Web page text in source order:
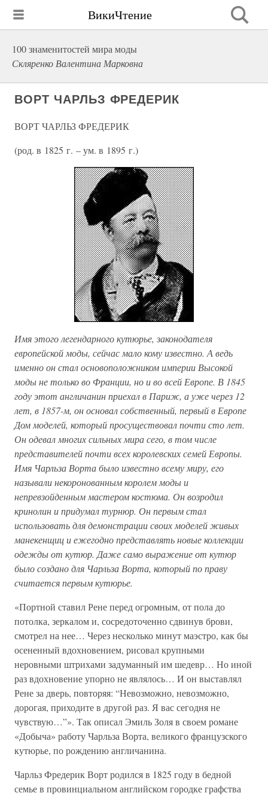
ВикиЧтение
100 знаменитостей мира моды
Скляренко Валентина Марковна
ВОРТ ЧАРЛЬЗ ФРЕДЕРИК
ВОРТ ЧАРЛЬЗ ФРЕДЕРИК
(род. в 1825 г. – ум. в 1895 г.)
Имя этого легендарного кутюрье, законодателя
европейской моды, сейчас мало кому известно. А ведь
именно он стал основоположником империи Высокой
моды не только во Франции, но и во всей Европе. В 1845
году этот англичанин приехал в Париж, а уже через 12
лет, в 1857-м, он основал собственный, первый в Европе
Дом моделей, который просуществовал почти сто лет.
Он одевал многих сильных мира сего, в том числе
представителей почти всех королевских семей Европы.
Имя Чарльза Ворта было известно всему миру, его
называли некоронованным королем моды и
непревзойденным мастером костюма. Он возродил
кринолин и придумал турнюр. Он первым стал
использовать для демонстрации своих моделей живых
манекенщиц и ежегодно представлять новые коллекции
одежды от кутюр. Даже само выражение от кутюр
было создано для Чарльза Ворта, который по праву
считается первым кутюрье.
«Портной ставил Рене перед огромным, от пола до
потолка, зеркалом и, сосредоточенно сдвинув брови,
смотрел на нее… Через несколько минут маэстро, как бы
осененный вдохновением, рисовал крупными
неровными штрихами задуманный им шедевр… Но иной
раз вдохновение упорно не являлось… И он выставлял
Рене за дверь, повторяя: “Невозможно, невозможно,
дорогая, приходите в другой раз. Я вас сегодня не
чувствую…”». Так описал Эмиль Золя в своем романе
«Добыча» работу Чарльза Ворта, великого французского
кутюрье, по рождению англичанина.
Чарльз Фредерик Ворт родился в 1825 году в бедной
семье в провинциальном английском городке графства